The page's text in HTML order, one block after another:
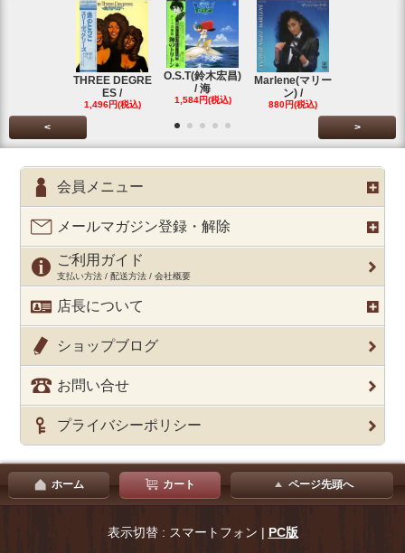
THREE DEGRE
ES /
1,496円(税込)
O.S.T(鈴木宏昌)
/ 海
1,584円(税込)
Marlene(マリー
ン) /
880円(税込)
< >
会員メニュー
メールマガジン登録・解除
ご利用ガイド
支払い方法 / 配送方法 / 会社概要
店長について
ショップブログ
お問い合せ
プライバシーポリシー
ホーム カート ページ先頭へ
表示切替 : スマートフォン | PC版